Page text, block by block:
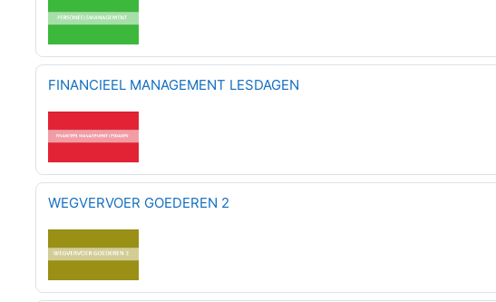
FINANCIEEL MANAGEMENT LESDAGEN
WEGVERVOER GOEDEREN 2